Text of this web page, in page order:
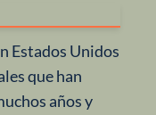
Estados Unidos
que han
años y